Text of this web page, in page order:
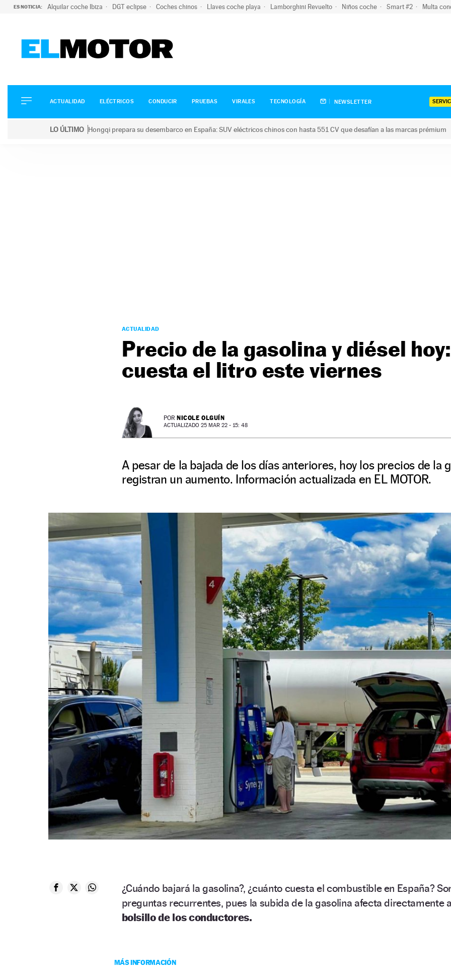
ES NOTICIA: Alquilar coche Ibiza DGT eclipse Coches chinos Llaves coche playa Lamborghini Revuelto Niños coche Smart #2 Multa
ELÉCTRICOS
CONDUCIR
ACTUALIDAD ELÉCTRICOS CONDUCIR PRUEBAS VIRALES TECNOLOGÍA NEWSLETTER
LO ÚLTIMO Hongqi prepara su desembarco en España: SUV eléctricos chinos con hasta 551 CV que desafían a las marcas prémium
ACTUALIDAD
Precio de la gasolina y diésel
cuesta el litro este viernes
POR NICOLE OLGUÍN
ACTUALIZADO 25 MAR 22 - 15: 48
A pesar de la bajada de los días anteriores, hoy los precios de la
registran un aumento. Información actualizada en EL MOTOR.
¿Cuándo bajará la gasolina?, ¿cuánto cuesta el combustible en España?
preguntas recurrentes, pues la subida de la gasolina afecta directamente
bolsillo de los conductores.
MÁS INFORMACIÓN